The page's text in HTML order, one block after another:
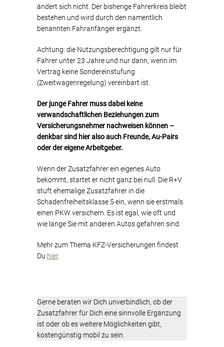
ändert sich nicht. Der bisherige Fahrerkreis bleibt
bestehen und wird durch den namentlich
benannten Fahranfänger ergänzt.
Achtung: die Nutzungsberechtigung gilt nur für
Fahrer unter 23 Jahre und nur dann, wenn im
Vertrag keine Sondereinstufung
(Zweitwagenregelung) vereinbart ist.
Der junge Fahrer muss dabei keine
verwandschaftlichen Beziehungen zum
Versicherungsnehmer nachweisen können –
denkbar sind hier also auch Freunde, Au-Pairs
oder der eigene Arbeitgeber.
Wenn der Zusatzfahrer ein eigenes Auto
bekommt, startet er nicht ganz bei null. Die R+V
stuft ehemalige Zusatzfahrer in die
Schadenfreiheitsklasse 5 ein, wenn sie erstmals
einen PKW versichern. Es ist egal, wie oft und
wie lange Sie mit anderen Autos gefahren sind.
Mehr zum Thema KFZ-Versicherungen findest
Du hier.
Gerne beraten wir Dich unverbindlich, ob der
Zusatzfahrer für Dich eine sinnvolle Ergänzung
ist oder ob es weitere Möglichkeiten gibt,
kostengünstig mobil zu sein.